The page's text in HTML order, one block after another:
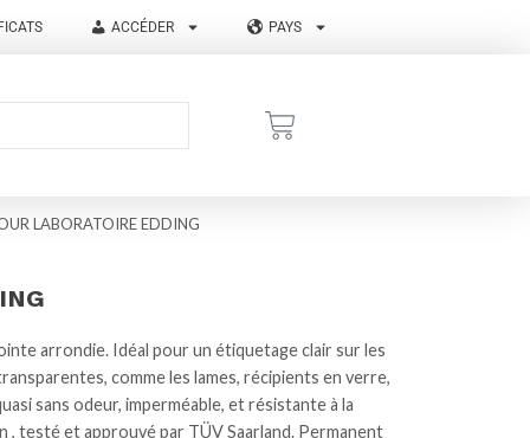
ACCÉDER PAYS
LABORATOIRE EDDING
arrondie. Idéal pour un étiquetage clair sur les
comme les lames, récipients en verre,
sans odeur, imperméable, et résistante à la
, testé et approuvé par TÜV Saarland. Permanent